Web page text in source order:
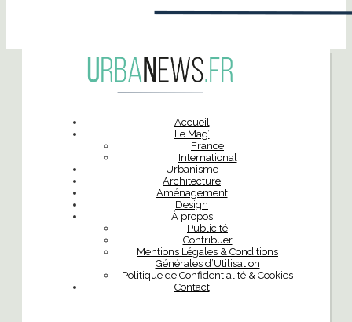
Accueil
Le Mag’
France
International
Urbanisme
Architecture
Aménagement
Design
À propos
Publicité
Contribuer
Mentions Légales & Conditions
Générales d’Utilisation
Politique de Confidentialité & Cookies
Contact